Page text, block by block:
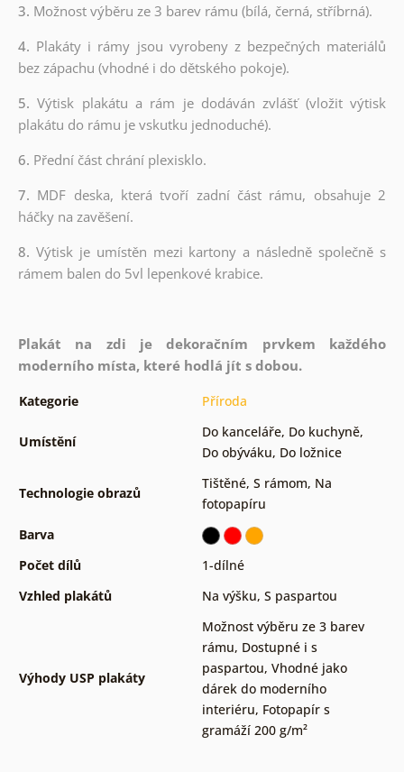
3. Možnost výběru ze 3 barev rámu (bílá, černá, stříbrná).
4. Plakáty i rámy jsou vyrobeny z bezpečných materiálů
bez zápachu (vhodné i do dětského pokoje).
5.Výtisk plakátu a rám je dodáván zvlášť (vložit výtisk
plakátu do rámu je vskutku jednoduché).
6. Přední část chrání plexisklo.
7. MDF deska, která tvoří zadní část rámu, obsahuje 2
háčky na zavěšení.
8. Výtisk je umístěn mezi kartony a následně společně s
rámem balen do 5vl lepenkové krabice.
Plakát na zdi je dekoračním prvkem každého
moderního místa, které hodlá jít s dobou.
Kategorie Příroda
Umístění
Do kanceláře, Do kuchyně,
Do obýváku, Do ložnice
Technologie obrazů
Tištěné, S rámom, Na
fotopapíru
Barva
Počet dílů
1-dílné
Vzhled plakátů
Na výšku, S paspartou
Výhody USP plakáty
Možnost výběru ze 3 barev
rámu, Dostupné i s
paspartou, Vhodné jako
dárek do moderního
interiéru, Fotopapír s
gramáží 200 g/m²